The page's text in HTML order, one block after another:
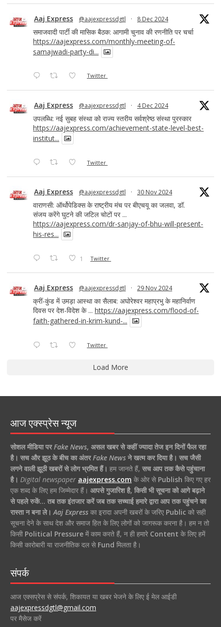
Aaj Express @aajexpressdgtl · 8 Dec 2024
समाजवादी पार्टी की मासिक बैठक: आगामी चुनाव की रणनीति पर चर्चा
https://aajexpress.com/monthly-meeting-of-
samajwadi-party-di...
Twitter
Aaj Express @aajexpressdgtl · 4 Dec 2024
उपलब्धि: नई सुबह संस्था को राज्य स्तरीय सर्वश्रेष्ठ संस्था पुरस्कार
https://aajexpress.com/achievement-state-level-best-
institut...
Twitter
Aaj Express @aajexpressdgtl · 30 Nov 2024
वाराणसी: ऑर्थोपेडिक्स के राष्ट्रीय मंच पर बीएचयू का जलवा, डॉ.
संजय करेंगे घुटने की जटिल चोटों पर ...
https://aajexpress.com/dr-sanjay-of-bhu-will-present-
his-res...
1 Twitter
Aaj Express @aajexpressdgtl · 29 Nov 2024
क्रीं-कुंड में उमड़ा आस्था का सैलाब: अघोरेश्वर महाप्रभु के महानिर्वाण
दिवस पर देश-विदेश के ... https://aajexpress.com/flood-of-
faith-gathered-in-krim-kund-...
Twitter
Load More
आज एक्स्प्रेस न्यूज
सोशल मीडिया पर Fake News, असल खबर से कहीं ज्यादा तेज इन दिनों फैल रहा
है। सच और झूठ के बीच का अंतर Fake Newsने खत्म कर दिया है। सच जैसी
लगने वाली झूठी खबरों से लोग भ्रमित हैं। हम जानते हैं, सच आप तक कैसे पहुंचाना
है। Digital newspaper aajexpress.com के ओर से Publish किए गए हर
एक शब्द के लिए हम जिम्मेदार हैं। आपसे गुजारिश है, किसी भी सूचना को आगे बढ़ाने
से पहले रुकें… तब तक इंतजार करें जब तक सच्चाई हमारे द्वारा आप तक पहुंचने का
रास्ता न बना ले। Aaj Expressका इरादा अपनी खबरों के जरिए Publicको सही
सूचना देने के साथ देश और समाज हित के लिए लोगों को जागरूक करना है। हम न तो
किसी Political Pressureमें काम करते हैं, न ही हमारे Content के लिए हमें
किसी कारोबारी या राजनीतिक दल से Fund मिलता है।
संपर्क
आज एक्सप्रेस से संपर्क, शिकायत या खबर भेजने के लिए ई मेल आईडी
aajexpressdgtl@gmail.com
पर मैसेज करें